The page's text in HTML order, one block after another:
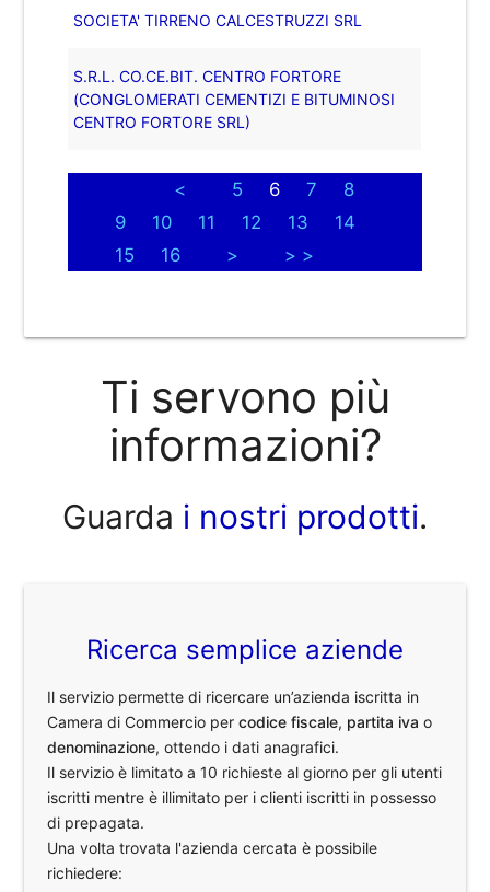
SOCIETA' TIRRENO CALCESTRUZZI SRL
S.R.L. CO.CE.BIT. CENTRO FORTORE
(CONGLOMERATI CEMENTIZI E BITUMINOSI
CENTRO FORTORE SRL)
< 5 6 7
8
9
10 11 12 13
14
15
16 > > >
Ti servono più
informazioni?
Guarda i nostri prodotti.
Ricerca semplice aziende
Il servizio permette di ricercare un’azienda iscritta in
Camera di Commercio percodice fiscale, partita iva o
denominazione, ottendo i dati anagrafici.
Il servizio è limitato a 10 richieste al giorno per gli utenti
iscritti mentre è illimitato per i clienti iscritti in possesso
di prepagata.
Una volta trovata l'azienda cercata è possibile
richiedere: